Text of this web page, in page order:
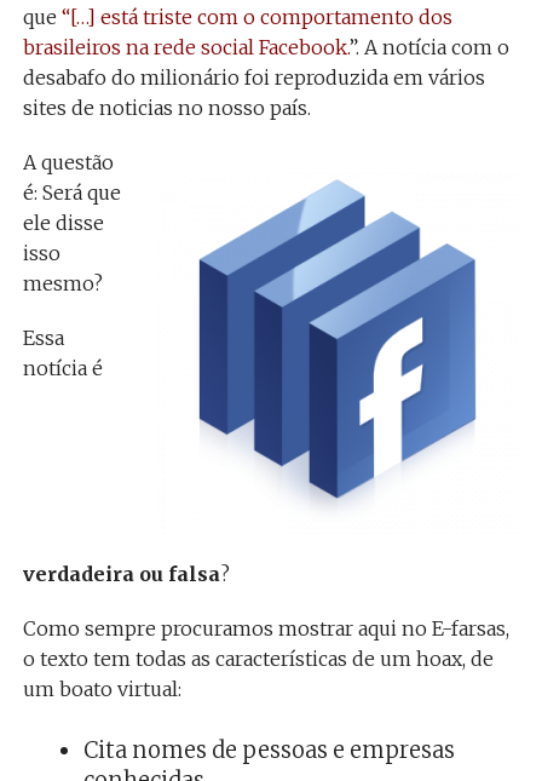
que “[…] está triste com o comportamento dos
brasileiros na rede social Facebook.”. A notícia com o
desabafo do milionário foi reproduzida em vários
sites de noticias no nosso país.
A questão
é: Será que
ele disse
isso
mesmo?
Essa
notícia é
verdadeira ou falsa?
Como sempre procuramos mostrar aqui no E-farsas,
o texto tem todas as características de um hoax, de
um boato virtual:
Cita nomes de pessoas e empresas